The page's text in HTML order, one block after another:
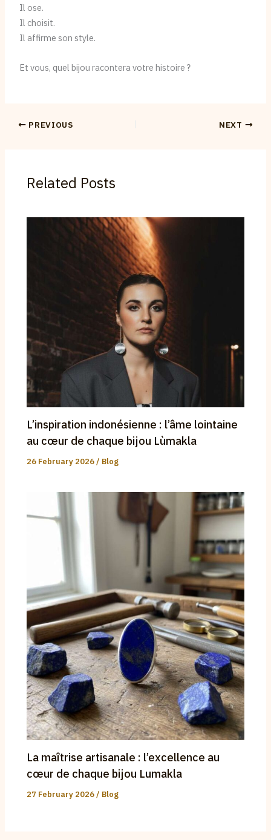
Il ose.
Il choisit.
Il affirme son style.
Et vous, quel bijou racontera votre histoire ?
PREVIOUS NEXT
Related Posts
L’inspiration indonésienne : l’âme lointaine
au cœur de chaque bijou Lùmakla
26 February 2026/ Blog
La maîtrise artisanale : l’excellence au
cœur de chaque bijou Lumakla
27 February 2026/ Blog